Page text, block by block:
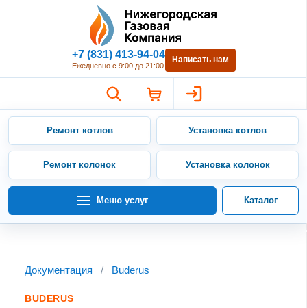
Нижегородская Газовая
+7 (831) 413-94-04
Ежедневно с 9:00 до 21:00
Написать нам
Ремонт котлов Установка котлов
Ремонт колонок Установка колонок
Меню услуг Каталог
Документация / Buderus
BUDERUS